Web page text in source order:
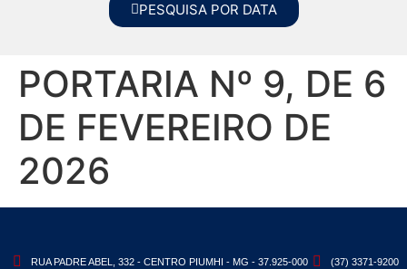
PESQUISA POR DATA
PORTARIA Nº 9, DE 6
DE FEVEREIRO DE
2026
RUA PADRE ABEL, 332 - CENTRO PIUMHI - MG - 37.925-000
(37) 3371-9200